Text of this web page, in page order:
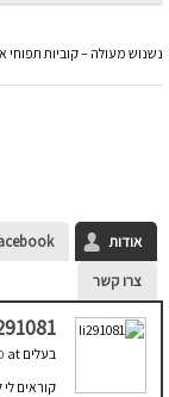
נשנוש מעולה – קוביות תפוחי
אודות
צרו קשר
בעלים
קוראים